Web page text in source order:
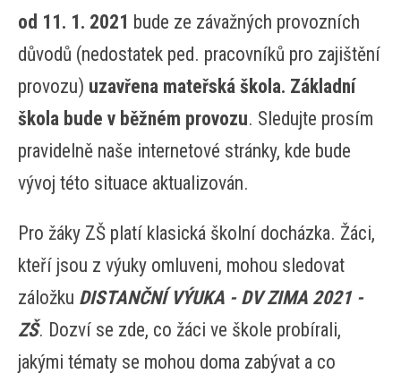
od 11. 1. 2021 bude ze závažných provozních
důvodů (nedostatek ped. pracovníků pro zajištění
provozu) uzavřena mateřská škola. Základní
škola bude v běžném provozu. Sledujte prosím
pravidelně naše internetové stránky, kde bude
vývoj této situace aktualizován.
Pro žáky ZŠ platí klasická školní docházka. Žáci,
kteří jsou z výuky omluveni, mohou sledovat
záložku DISTANČNÍ VÝUKA - DV ZIMA 2021 -
ZŠ. Dozví se zde, co žáci ve škole probírali,
jakými tématy se mohou doma zabývat a co